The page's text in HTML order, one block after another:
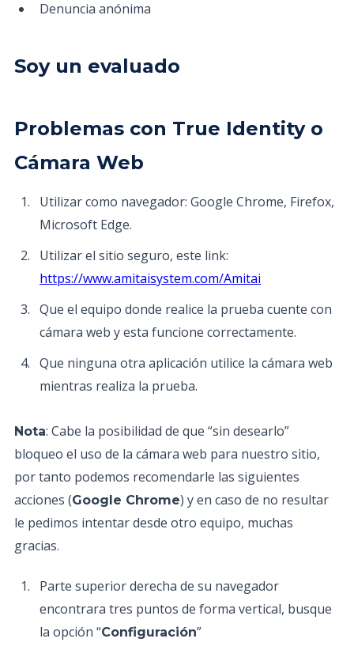
Denuncia anónima
Soy un evaluado
Problemas con True Identity o
Cámara Web
Utilizar como navegador: Google Chrome, Firefox,
Microsoft Edge.
Utilizar el sitio seguro, este link:
https://www.amitaisystem.com/Amitai
Que el equipo donde realice la prueba cuente con
cámara web y esta funcione correctamente.
Que ninguna otra aplicación utilice la cámara web
mientras realiza la prueba.
Nota: Cabe la posibilidad de que “sin desearlo”
bloqueo el uso de la cámara web para nuestro sitio,
por tanto podemos recomendarle las siguientes
acciones (Google Chrome) y en caso de no resultar
le pedimos intentar desde otro equipo, muchas
gracias.
Parte superior derecha de su navegador
encontrara tres puntos de forma vertical, busque
la opción “Configuración”